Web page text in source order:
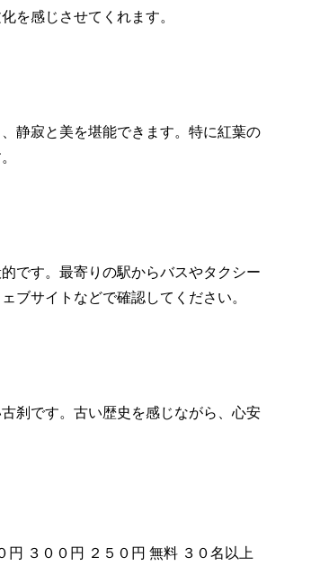
を感じさせてくれます。
静寂と美を堪能できます。特に紅葉の
です。最寄りの駅からバスやタクシー
ブサイトなどで確認してください。
刹です。古い歴史を感じながら、心安
３００円 ２５０円 無料 ３０名以上